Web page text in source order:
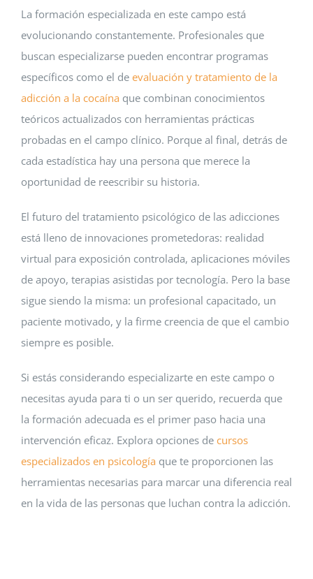
La formación especializada en este campo está
evolucionando constantemente. Profesionales que
buscan especializarse pueden encontrar programas
específicos como el de evaluación y tratamiento de la
adicción a la cocaína que combinan conocimientos
teóricos actualizados con herramientas prácticas
probadas en el campo clínico. Porque al final, detrás de
cada estadística hay una persona que merece la
oportunidad de reescribir su historia.
El futuro del tratamiento psicológico de las adicciones
está lleno de innovaciones prometedoras: realidad
virtual para exposición controlada, aplicaciones móviles
de apoyo, terapias asistidas por tecnología. Pero la base
sigue siendo la misma: un profesional capacitado, un
paciente motivado, y la firme creencia de que el cambio
siempre es posible.
Si estás considerando especializarte en este campo o
necesitas ayuda para ti o un ser querido, recuerda que
la formación adecuada es el primer paso hacia una
intervención eficaz. Explora opciones de cursos
especializados en psicología que te proporcionen las
herramientas necesarias para marcar una diferencia real
en la vida de las personas que luchan contra la adicción.